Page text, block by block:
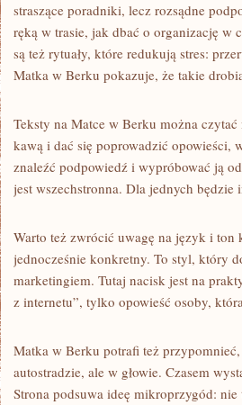
straszące poradniki, lecz rozsądne
ręką w trasie, jak dbać o organizację w
są też rytuały, które redukują stres:
Matka w Berku pokazuje, że takie
Teksty na Matce w Berku można
kawą i dać się poprowadzić opowieści,
znaleźć podpowiedź i wypróbować ją
jest wszechstronna. Dla jednych
Warto też zwrócić uwagę na język i
jednocześnie konkretny. To styl, który
marketingiem. Tutaj nacisk jest na
z internetu”, tylko opowieść osoby,
Matka w Berku potrafi też
autostradzie, ale w głowie. Czasem
Strona podsuwa ideę mikroprzygód: